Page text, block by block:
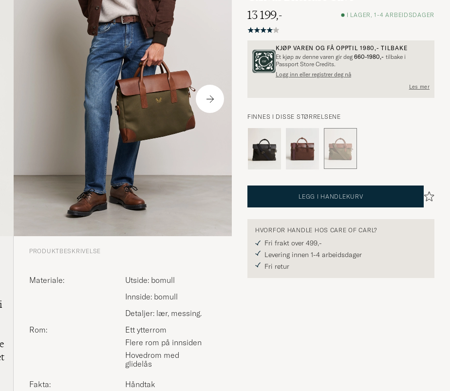
13 199,-
I LAGER, 1-4 ARBEIDSDAGER
KJØP VAREN OG FÅ OPPTIL1980,- TILBAKE
Et kjøp av denne varen gir deg 660-1980,- tilbake i
Passport Store Credits.
Logg inn eller registrer deg nå
Les mer
FINNES I DISSE STØRRELSENE
LEGG I HANDLEKURV
HVORFOR HANDLE HOS CARE OF CARL?
Fri frakt over 499,-
Levering innen 1-4 arbeidsdager
Fri retur
PRODUKTBESKRIVELSE
Materiale:
Utside: bomull
Innside: bomull
Detaljer: lær, messing.
Rom:
Ett ytterrom
Flere rom på innsiden
Hovedrom med
glidelås
Fakta:
Håndtak